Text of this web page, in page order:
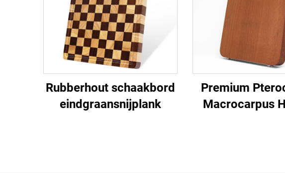
Rubberhout schaakbord
eindgraansnijplank
Premium
Macrocarpus